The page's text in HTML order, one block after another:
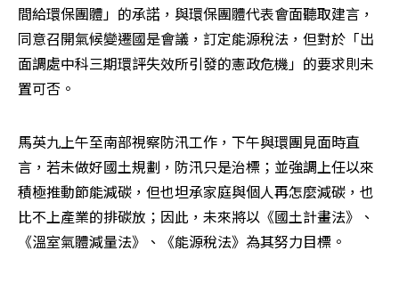
間給環保團體」的承諾，與環保團體代表會面聽取建言，
同意召開氣候變遷國是會議，訂定能源稅法，但對於「出
面調處中科三期環評失效所引發的憲政危機」的要求則未
置可否。
馬英九上午至南部視察防汛工作，下午與環團見面時直
言，若未做好國土規劃，防汛只是治標；並強調上任以來
積極推動節能減碳，但也坦承家庭與個人再怎麼減碳，也
比不上產業的排碳放；因此，未來將以《國土計畫法》、
《溫室氣體減量法》、《能源稅法》為其努力目標。